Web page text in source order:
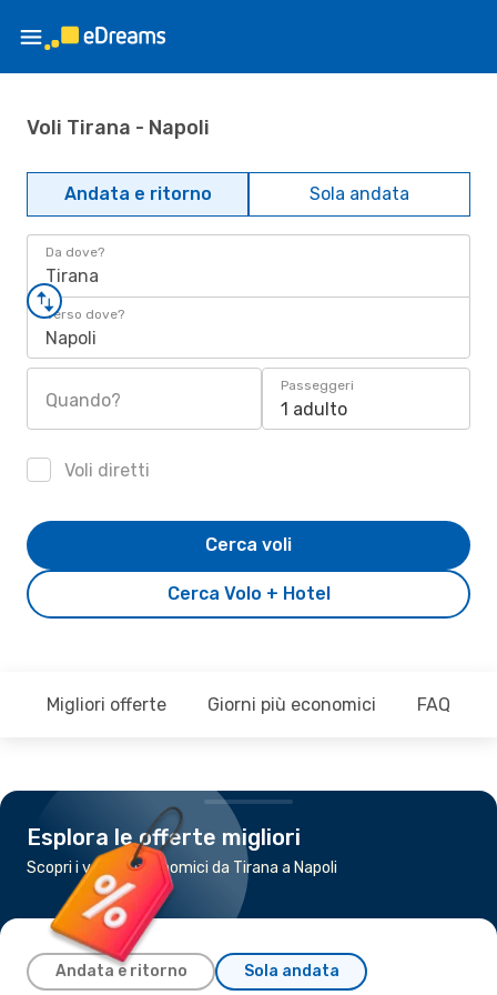
Voli Tirana - Napoli
Andata e ritorno Sola andata
Da dove?
Tirana
Verso dove?
Napoli
Quando?
Passeggeri
1 adulto
Voli diretti
Cerca Volo + Hotel
Cerca voli
Migliori offerte Giorni più economici FAQ
Esplora le offerte migliori
Scopri i voli più economici da Tirana a Napoli
Andata e ritorno Sola andata